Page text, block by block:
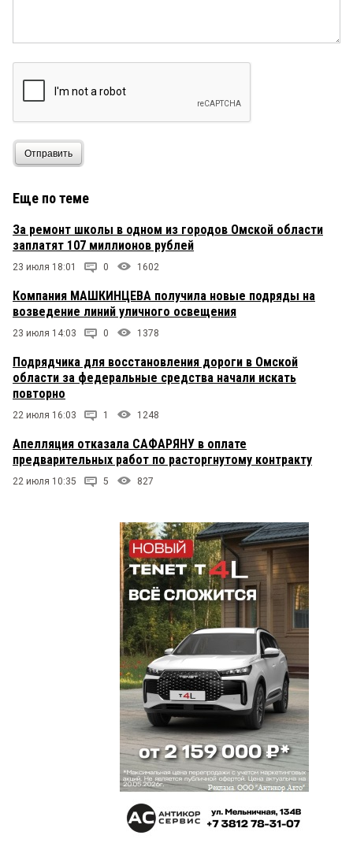
Отправить
Еще по теме
За ремонт школы в одном из городов Омской области
заплатят 107 миллионов рублей
23 июля 18:01 0 1602
Компания МАШКИНЦЕВА получила новые подряды на
возведение линий уличного освещения
23 июля 14:03 0 1378
Подрядчика для восстановления дороги в Омской
области за федеральные средства начали искать
повторно
22 июля 16:03 1 1248
Апелляция отказала САФАРЯНУ в оплате
предварительных работ по расторгнутому контракту
22 июля 10:35 5 827